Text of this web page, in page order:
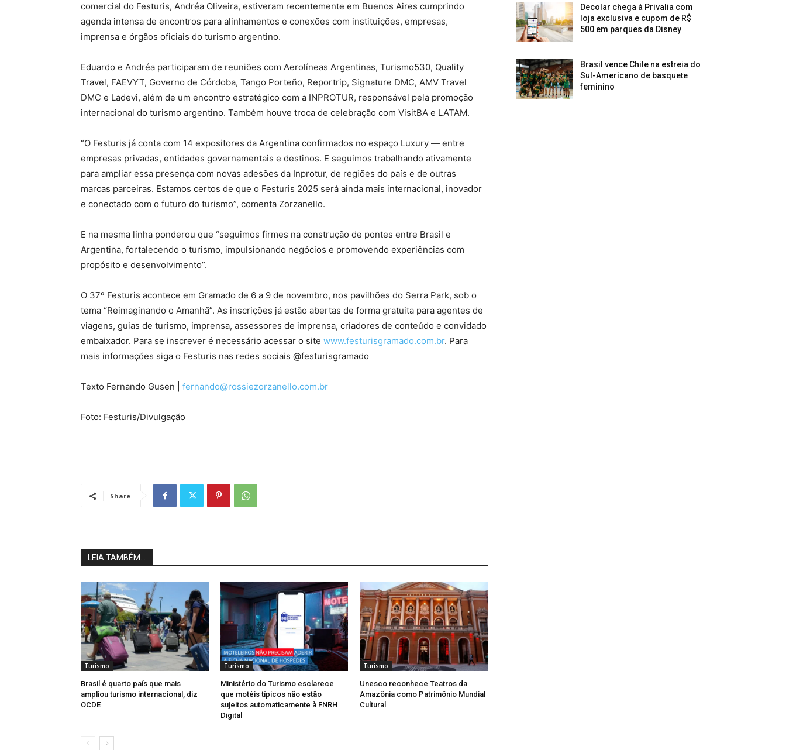
comercial do Festuris, Andréa Oliveira, estiveram recentemente em Buenos Aires cumprindo
agenda intensa de encontros para alinhamentos e conexões com instituições, empresas,
imprensa e órgãos oficiais do turismo argentino.
Eduardo e Andréa participaram de reuniões com Aerolíneas Argentinas, Turismo530, Quality
Travel, FAEVYT, Governo de Córdoba, Tango Porteño, Reportrip, Signature DMC, AMV Travel
DMC e Ladevi, além de um encontro estratégico com a INPROTUR, responsável pela promoção
internacional do turismo argentino. Também houve troca de celebração com VisitBA e LATAM.
“O Festuris já conta com 14 expositores da Argentina confirmados no espaço Luxury — entre
empresas privadas, entidades governamentais e destinos. E seguimos trabalhando ativamente
para ampliar essa presença com novas adesões da Inprotur, de regiões do país e de outras
marcas parceiras. Estamos certos de que o Festuris 2025 será ainda mais internacional, inovador
e conectado com o futuro do turismo”, comenta Zorzanello.
E na mesma linha ponderou que “seguimos firmes na construção de pontes entre Brasil e
Argentina, fortalecendo o turismo, impulsionando negócios e promovendo experiências com
propósito e desenvolvimento”.
O 37º Festuris acontece em Gramado de 6 a 9 de novembro, nos pavilhões do Serra Park, sob o
tema “Reimaginando o Amanhã”. As inscrições já estão abertas de forma gratuita para agentes de
viagens, guias de turismo, imprensa, assessores de imprensa, criadores de conteúdo e convidado
embaixador. Para se inscrever é necessário acessar o site www.festurisgramado.com.br. Para
mais informações siga o Festuris nas redes sociais @festurisgramado
Texto Fernando Gusen | fernando@rossiezorzanello.com.br
Foto: Festuris/Divulgação
Share
LEIA TAMBÉM...
Turismo
Brasil é quarto país que mais
ampliou turismo internacional, diz
OCDE
Turismo
Ministério do Turismo esclarece
que motéis típicos não estão
sujeitos automaticamente à FNRH
Digital
Turismo
Unesco reconhece Teatros da
Amazônia como Patrimônio Mundial
Cultural
Decolar chega à Privalia com
loja exclusiva e cupom de R$
500 em parques da Disney
Brasil vence Chile na estreia do
Sul-Americano de basquete
feminino